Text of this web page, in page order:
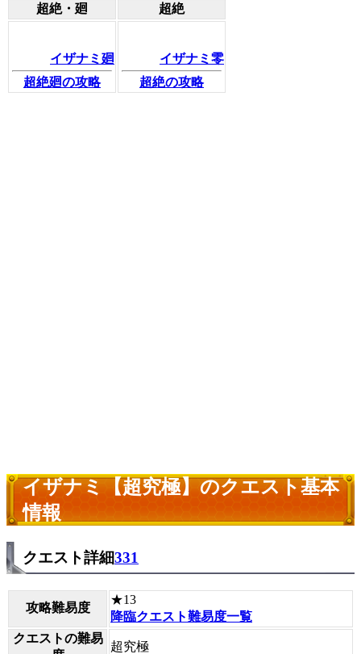
超絶・廻 超絶
イザナミ廻
超絶廻の攻略
イザナミ零
超絶の攻略
イザナミ【超究極】のクエスト基本
情報
クエスト詳細331
攻略難易度
★13
降臨クエスト難易度一覧
クエストの難易
超究極